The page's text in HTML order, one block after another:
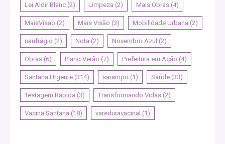
Lei Aldir Blanc (2) Limpeza (2) Mais Obras (4)
MaisVisao (2) Mais Visão (3) Mobilidade Urbana (2)
naufrágio (2) Nota (2) Novembro Azul (2)
Obras (6) Plano Verão (7) Prefeitura em Ação (4)
Santana Urgente (314) sarampo (1) Saúde (33)
Testagem Rápida (3) Transformando Vidas (2)
Vacina Santana (18) vareduravacinal (1)